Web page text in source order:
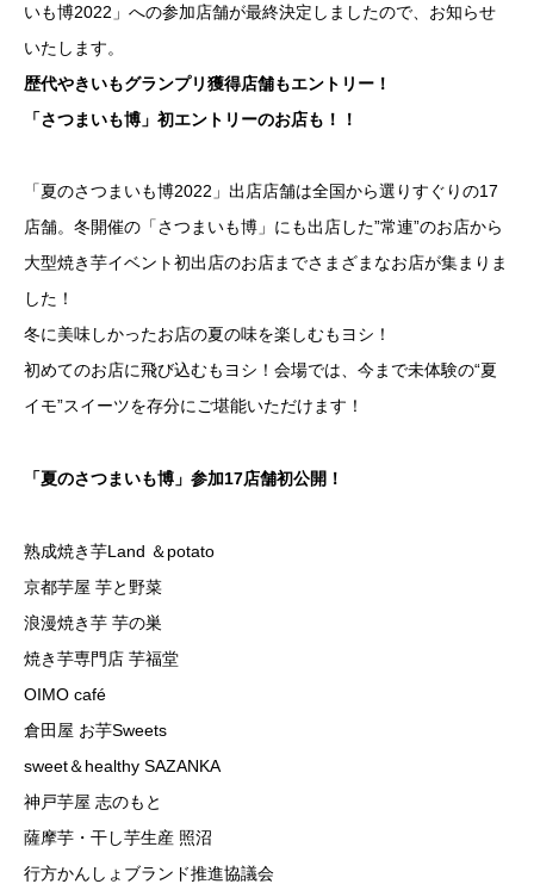
いも博2022」への参加店舗が最終決定しましたので、お知らせ
いたします。
歴代やきいもグランプリ獲得店舗もエントリー！
「さつまいも博」初エントリーのお店も！！
「夏のさつまいも博2022」出店店舗は全国から選りすぐりの17
店舗。冬開催の「さつまいも博」にも出店した”常連”のお店から
大型焼き芋イベント初出店のお店までさまざまなお店が集まりま
した！
冬に美味しかったお店の夏の味を楽しむもヨシ！
初めてのお店に飛び込むもヨシ！会場では、今まで未体験の“夏
イモ”スイーツを存分にご堪能いただけます！
「夏のさつまいも博」参加17店舗初公開！
熟成焼き芋Land ＆potato
京都芋屋 芋と野菜
浪漫焼き芋 芋の巣
焼き芋専門店 芋福堂
OIMO café
倉田屋 お芋Sweets
sweet＆healthy SAZANKA
神戸芋屋 志のもと
薩摩芋・干し芋生産 照沼
行方かんしょブランド推進協議会